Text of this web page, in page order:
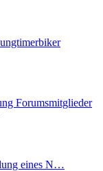
Forumsmitglieder
eines N…